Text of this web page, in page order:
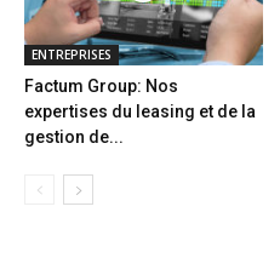
ENTREPRISES
Factum Group: Nos
expertises du leasing et de la
gestion de...